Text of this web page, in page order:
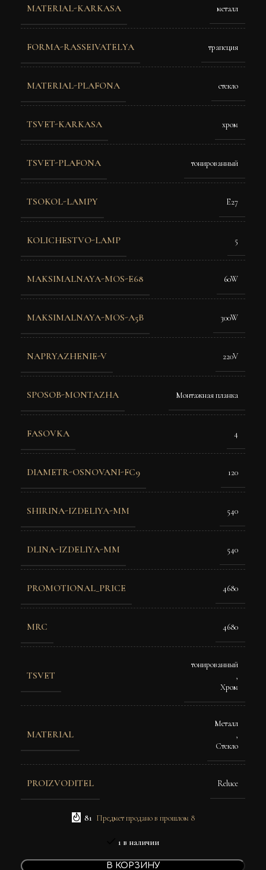
MATERIAL-KARKASA металл
FORMA-RASSEIVATELYA трапеция
MATERIAL-PLAFONA стекло
TSVET-KARKASA хром
TSVET-PLAFONA тонированный
TSOKOL-LAMPY E27
KOLICHESTVO-LAMP 5
MAKSIMALNAYA-MOS-E68 60W
MAKSIMALNAYA-MOS-A5B 300W
NAPRYAZHENIE-V 220V
SPOSOB-MONTAZHA Монтажная планка
FASOVKA 4
DIAMETR-OSNOVANI-FC9 120
SHIRINA-IZDELIYA-MM 540
DLINA-IZDELIYA-MM 540
PROMOTIONAL_PRICE 4680
MRC 4680
TSVET
тонированный
,
Хром
MATERIAL
Металл
,
Стекло
PROIZVODITEL Reluce
81 Предмет продано в прошлом 8
1 в наличии
В КОРЗИНУ